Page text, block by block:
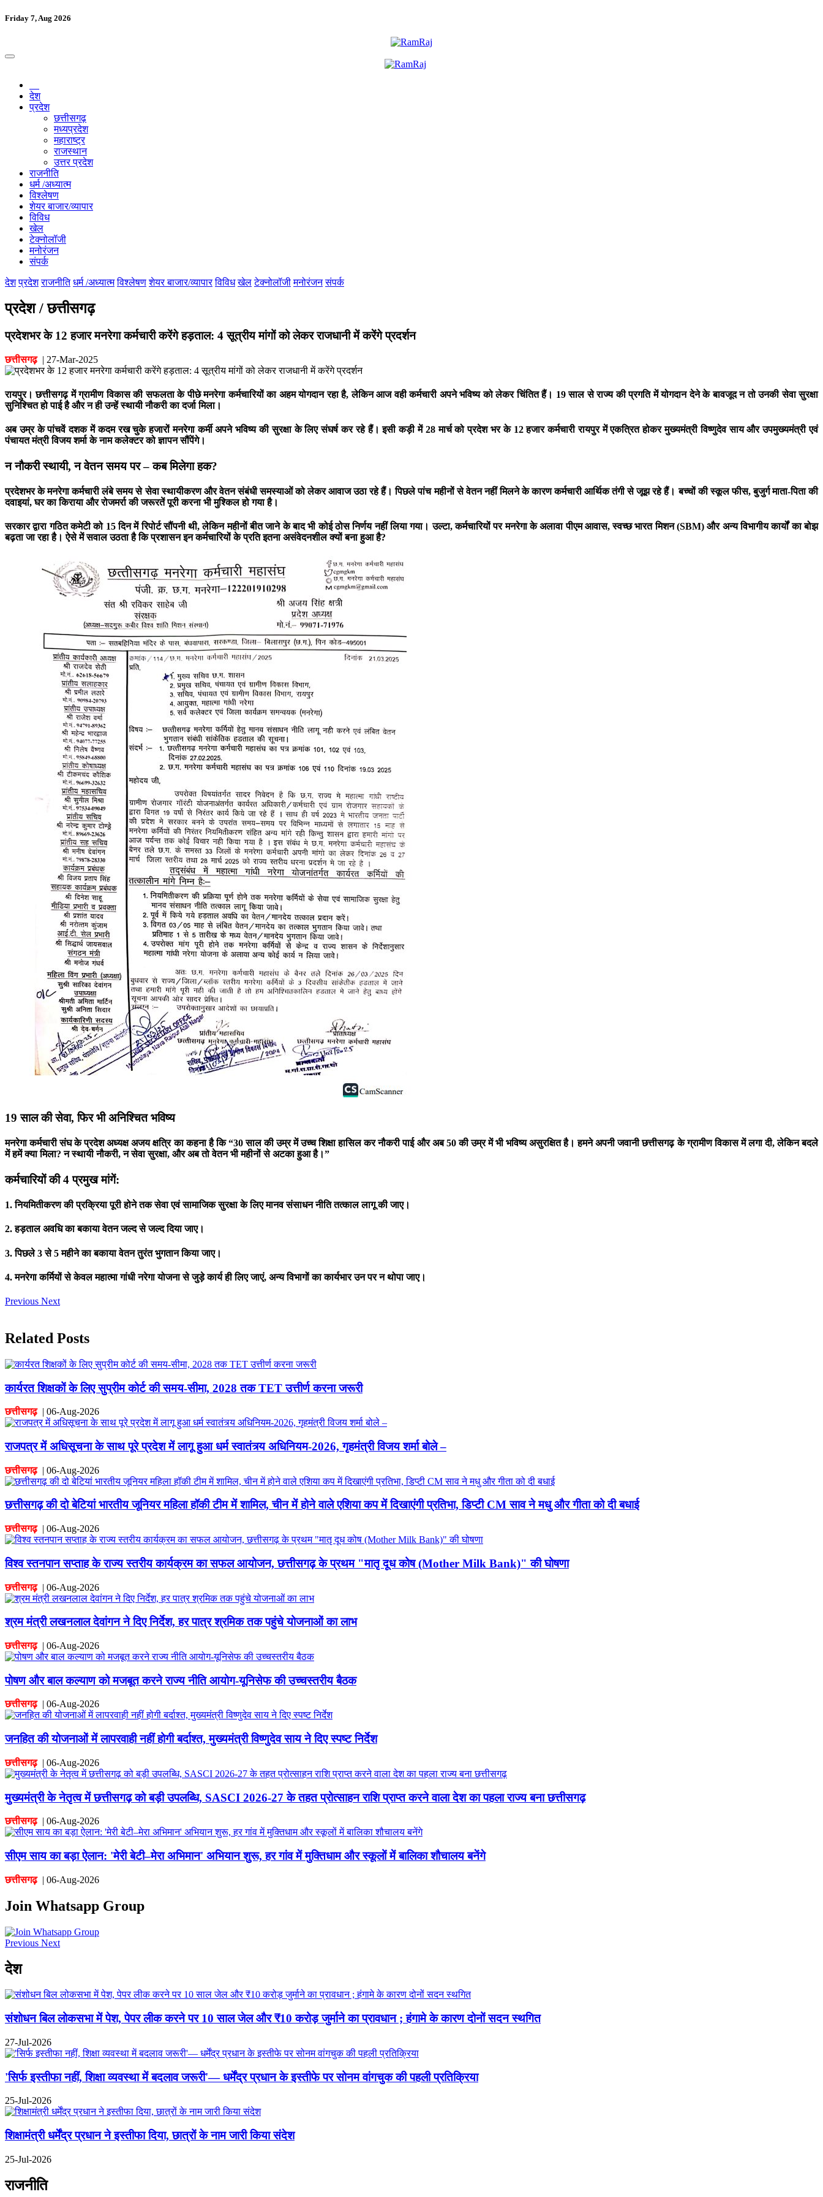
Friday 7, Aug 2026
देश
प्रदेश
छत्तीसगढ़
मध्यप्रदेश
महाराष्ट्र
राजस्थान
उत्तर प्रदेश
राजनीति
धर्म /अध्यात्म
विश्लेषण
शेयर बाजार/व्यापार
विविध
खेल
टेक्नोलॉजी
मनोरंजन
संपर्क
देश प्रदेश राजनीति धर्म /अध्यात्म विश्लेषण शेयर बाजार/व्यापार विविध खेल टेक्नोलॉजी मनोरंजन संपर्क
प्रदेश / छत्तीसगढ़
प्रदेशभर के 12 हजार मनरेगा कर्मचारी करेंगे हड़ताल: 4 सूत्रीय मांगों को लेकर राजधानी में करेंगे प्रदर्शन
छत्तीसगढ़| 27-Mar-2025
रायपुर। छत्तीसगढ़ में ग्रामीण विकास की सफलता के पीछे मनरेगा कर्मचारियों का अहम योगदान रहा है, लेकिन आज वही कर्मचारी अपने भविष्य को लेकर चिंतित हैं। 19 साल से राज्य की प्रगति में योगदान देने के बावजूद न तो उनकी सेवा सुरक्षा
सुनिश्चित हो पाई है और न ही उन्हें स्थायी नौकरी का दर्जा मिला।
अब उम्र के पांचवें दशक में कदम रख चुके हजारों मनरेगा कर्मी अपने भविष्य की सुरक्षा के लिए संघर्ष कर रहे हैं। इसी कड़ी में 28 मार्च को प्रदेश भर के 12 हजार कर्मचारी रायपुर में एकत्रित होकर मुख्यमंत्री विष्णुदेव साय और उपमुख्यमंत्री एवं
पंचायत मंत्री विजय शर्मा के नाम कलेक्टर को ज्ञापन सौंपेंगे।
न नौकरी स्थायी, न वेतन समय पर – कब मिलेगा हक?
प्रदेशभर के मनरेगा कर्मचारी लंबे समय से सेवा स्थायीकरण और वेतन संबंधी समस्याओं को लेकर आवाज उठा रहे हैं। पिछले पांच महीनों से वेतन नहीं मिलने के कारण कर्मचारी आर्थिक तंगी से जूझ रहे हैं। बच्चों की स्कूल फीस, बुजुर्ग माता-पिता की
दवाइयां, घर का किराया और रोजमर्रा की जरूरतें पूरी करना भी मुश्किल हो गया है।
सरकार द्वारा गठित कमेटी को 15 दिन में रिपोर्ट सौंपनी थी, लेकिन महीनों बीत जाने के बाद भी कोई ठोस निर्णय नहीं लिया गया। उल्टा, कर्मचारियों पर मनरेगा के अलावा पीएम आवास, स्वच्छ भारत मिशन (SBM) और अन्य विभागीय कार्यों का बोझ
बढ़ता जा रहा है। ऐसे में सवाल उठता है कि प्रशासन इन कर्मचारियों के प्रति इतना असंवेदनशील क्यों बना हुआ है?
19 साल की सेवा, फिर भी अनिश्चित भविष्य
मनरेगा कर्मचारी संघ के प्रदेश अध्यक्ष अजय क्षत्रि का कहना है कि “30 साल की उम्र में उच्च शिक्षा हासिल कर नौकरी पाई और अब 50 की उम्र में भी भविष्य असुरक्षित है। हमने अपनी जवानी छत्तीसगढ़ के ग्रामीण विकास में लगा दी, लेकिन बदले
में हमें क्या मिला? न स्थायी नौकरी, न सेवा सुरक्षा, और अब तो वेतन भी महीनों से अटका हुआ है।”
कर्मचारियों की 4 प्रमुख मांगें:
1. नियमितीकरण की प्रक्रिया पूरी होने तक सेवा एवं सामाजिक सुरक्षा के लिए मानव संसाधन नीति तत्काल लागू की जाए।
2. हड़ताल अवधि का बकाया वेतन जल्द से जल्द दिया जाए।
3. पिछले 3 से 5 महीने का बकाया वेतन तुरंत भुगतान किया जाए।
4. मनरेगा कर्मियों से केवल महात्मा गांधी नरेगा योजना से जुड़े कार्य ही लिए जाएं, अन्य विभागों का कार्यभार उन पर न थोपा जाए।
Previous Next
Related Posts
कार्यरत शिक्षकों के लिए सुप्रीम कोर्ट की समय-सीमा, 2028 तक TET उत्तीर्ण करना जरूरी
छत्तीसगढ़| 06-Aug-2026
राजपत्र में अधिसूचना के साथ पूरे प्रदेश में लागू हुआ धर्म स्वातंत्र्य अधिनियम-2026, गृहमंत्री विजय शर्मा बोले –
छत्तीसगढ़| 06-Aug-2026
छत्तीसगढ़ की दो बेटियां भारतीय जूनियर महिला हॉकी टीम में शामिल, चीन में होने वाले एशिया कप में दिखाएंगी प्रतिभा, डिप्टी CM साव ने मधु और गीता को दी बधाई
छत्तीसगढ़| 06-Aug-2026
विश्व स्तनपान सप्ताह के राज्य स्तरीय कार्यक्रम का सफल आयोजन, छत्तीसगढ़ के प्रथम "मातृ दूध कोष (Mother Milk Bank)" की घोषणा
छत्तीसगढ़| 06-Aug-2026
श्रम मंत्री लखनलाल देवांगन ने दिए निर्देश, हर पात्र श्रमिक तक पहुंचे योजनाओं का लाभ
छत्तीसगढ़| 06-Aug-2026
पोषण और बाल कल्याण को मजबूत करने राज्य नीति आयोग-यूनिसेफ की उच्चस्तरीय बैठक
छत्तीसगढ़| 06-Aug-2026
जनहित की योजनाओं में लापरवाही नहीं होगी बर्दाश्त, मुख्यमंत्री विष्णुदेव साय ने दिए स्पष्ट निर्देश
छत्तीसगढ़| 06-Aug-2026
मुख्यमंत्री के नेतृत्व में छत्तीसगढ़ को बड़ी उपलब्धि, SASCI 2026-27 के तहत प्रोत्साहन राशि प्राप्त करने वाला देश का पहला राज्य बना छत्तीसगढ़
छत्तीसगढ़| 06-Aug-2026
सीएम साय का बड़ा ऐलान: 'मेरी बेटी–मेरा अभिमान' अभियान शुरू, हर गांव में मुक्तिधाम और स्कूलों में बालिका शौचालय बनेंगे
छत्तीसगढ़| 06-Aug-2026
Join Whatsapp Group
Previous Next
देश
संशोधन बिल लोकसभा में पेश, पेपर लीक करने पर 10 साल जेल और ₹10 करोड़ जुर्माने का प्रावधान ; हंगामे के कारण दोनों सदन स्थगित
27-Jul-2026
'सिर्फ इस्तीफा नहीं, शिक्षा व्यवस्था में बदलाव जरूरी'— धर्मेंद्र प्रधान के इस्तीफे पर सोनम वांगचुक की पहली प्रतिक्रिया
25-Jul-2026
शिक्षामंत्री धर्मेंद्र प्रधान ने इस्तीफा दिया, छात्रों के नाम जारी किया संदेश
25-Jul-2026
राजनीति